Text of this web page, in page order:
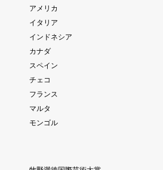
アメリカ
イタリア
インドネシア
カナダ
スペイン
チェコ
フランス
マルタ
モンゴル